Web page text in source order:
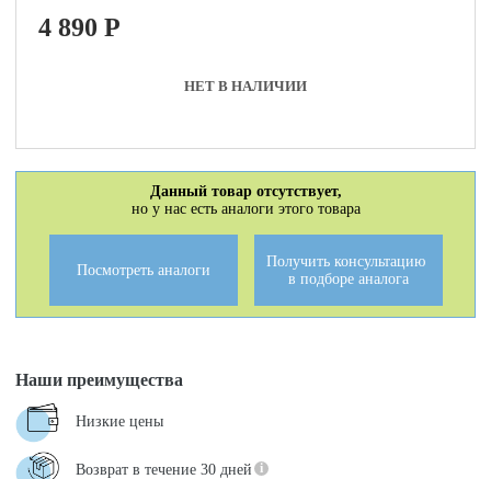
4 890P
НЕТ В НАЛИЧИИ
Данный товар отсутствует,
но у нас есть аналоги этого товара
Посмотреть аналоги
Получить консультацию
в подборе аналога
Наши преимущества
Низкие цены
Возврат в течение 30 дней